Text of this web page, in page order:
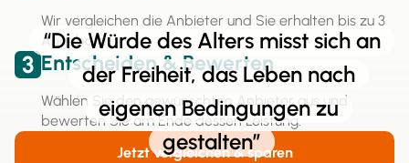
Wir vergleichen die Anbieter und Sie erhalten bis zu 3
Angebote.
3 Entscheiden & Bewerten
Wählen Sie den gewünschten Anbieter aus und
bewerten Sie am Ende dessen Leistung.
Jetzt vergleichen & sparen
“Die Würde des Alters misst sich an
der Freiheit, das Leben nach
eigenen Bedingungen zu
gestalten”